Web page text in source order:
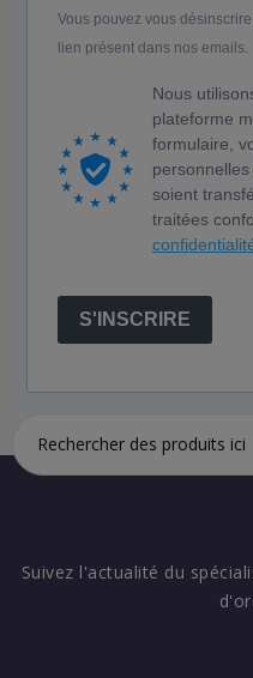
Vous pouvez vous
lien présent dans nos emails.
Nous
plateforme
formulaire,
soient
traitées
S'INSCRIRE
Suivez l'actualité du